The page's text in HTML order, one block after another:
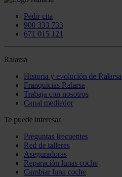
Pedir cita
900 333 733
671 015 121
Ralarsa
Historia y evolución de Ralarsa
Franquicias Ralarsa
Trabaja con nosotros
Canal mediador
Te puede interesar
Preguntas frecuentes
Red de talleres
Aseguradoras
Reparación lunas coche
Cambiar luna coche